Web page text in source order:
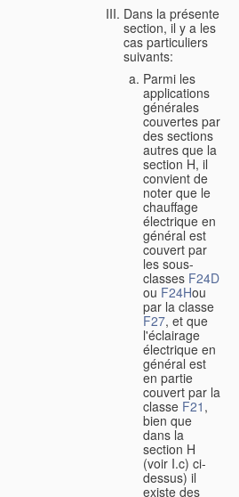
Dans la présente
section, il y a les
cas particuliers
suivants:
Parmi les
applications
générales
couvertes par
des sections
autres que la
section H, il
convient de
noter que le
chauffage
électrique en
général est
couvert par
les sous-
classes F24D
ou F24Hou
par la classe
F27, et que
l'éclairage
électrique en
général est
en partie
couvert par la
classe F21 ,
bien que
dans la
section H
(voir I.c) ci-
dessus) il
existe des